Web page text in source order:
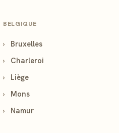
BELGIQUE
›
Bruxelles
›
Charleroi
›
Liège
›
Mons
›
Namur